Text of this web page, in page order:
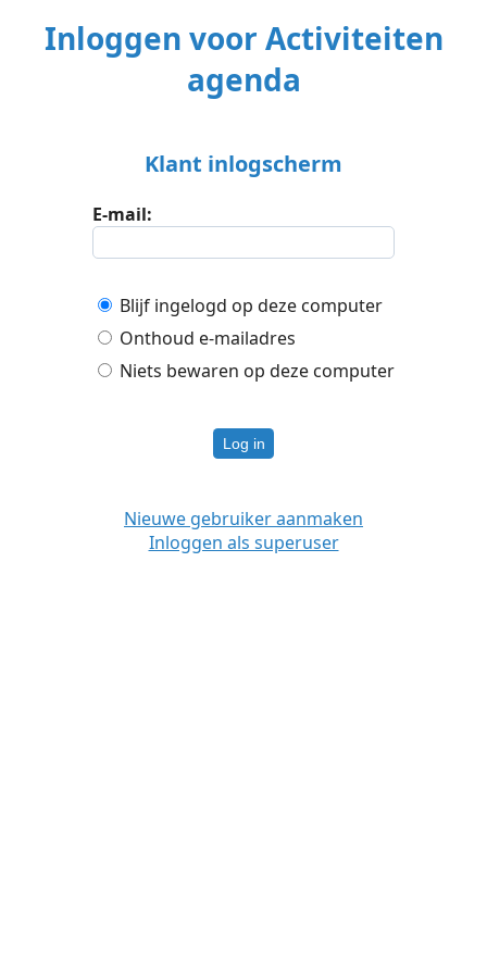
Inloggen voor Activiteiten
agenda
Klant inlogscherm
E-mail:
Blijf ingelogd op deze computer
Onthoud e-mailadres
Niets bewaren op deze computer
Log in
Nieuwe gebruiker aanmaken
Inloggen als superuser